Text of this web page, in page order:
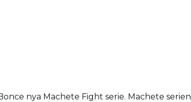
nya Machete Fight serie. Machete serien